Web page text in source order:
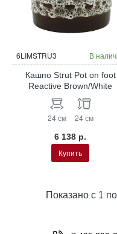
6LIMSTRU3 В
Кашпо Strut Pot on foot
Reactive Brown/White
24 см 24 см
6 138 р.
Купить
Показано с 1